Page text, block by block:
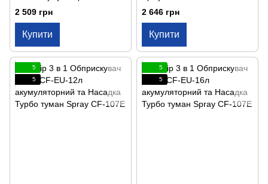
Насадка Турбо туман ALBA
Spray CF-113E
2 509 грн
Купити
акумуляторний та Насадка
Турбо туман Spray CF-107E
2 646 грн
Купити
5
5
5
5